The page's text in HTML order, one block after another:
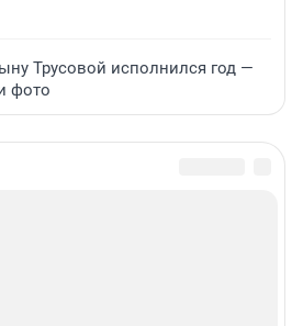
Трусовой исполнился год —
фото